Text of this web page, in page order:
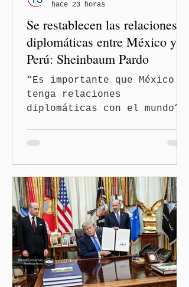
discriminatorios hacia
hombres y personas adultas
mayores.
Se restablecen las relaciones
diplomáticas entre México y
Perú: Sheinbaum Pardo
“Es importante que México
tenga relaciones
diplomáticas con el mundo”,
Sheinbaum Pardo anunció el
restablecimiento de las
relaciones diplomáticas
entre los gobiernos de
México y Perú. “Es
importante que más allá de
la orientación política de
los gobiernos —porque hay
orientaciones políticas de
hace 23 horas